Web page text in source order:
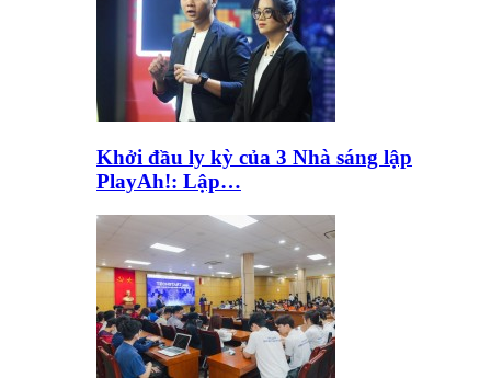
Khởi đầu ly kỳ của 3 Nhà sáng lập
PlayAh!: Lập…